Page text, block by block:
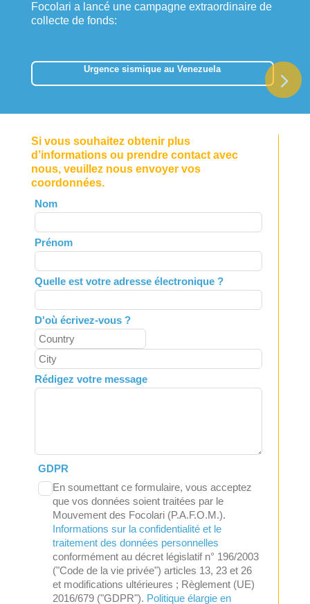
Focolari a lancé une campagne extraordinaire de
collecte de fonds:
Urgence sismique au Venezuela
Si vous souhaitez obtenir plus
d’informations ou prendre contact avec
nous, veuillez nous envoyer vos
coordonnées.
Leave
this
field
blank
Nom
Prénom
Quelle est votre adresse électronique ?
D'où écrivez-vous ?
Rédigez votre message
GDPR
En soumettant ce formulaire, vous acceptez
que vos données soient traitées par le
Mouvement des Focolari (P.A.F.O.M.).
Informations sur la confidentialité et le
traitement des données personnelles
conformément au décret législatif n° 196/2003
("Code de la vie privée") articles 13, 23 et 26
et modifications ultérieures ; Règlement (UE)
2016/679 ("GDPR"). Politique élargie en